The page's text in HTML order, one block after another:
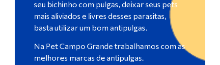
seu bichinho com pulgas, deixar seus pets
mais aliviados e livres desses parasitas,
basta utilizar um bom antipulgas.
Na Pet Campo Grande trabalhamos com as
melhores marcas de antipulgas.